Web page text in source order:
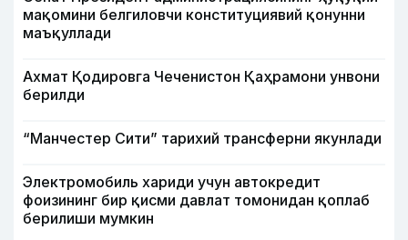
мақомини белгиловчи конституциявий қонунни
маъқуллади
Ахмат Қодировга Чеченистон Қаҳрамони унвони
берилди
“Манчестер Сити” тарихий трансферни якунлади
Электромобиль хариди учун автокредит
фоизининг бир қисми давлат томонидан қоплаб
берилиши мумкин